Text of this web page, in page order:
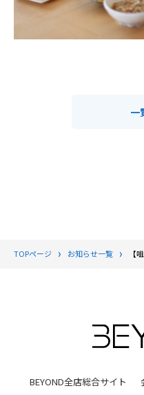
一
TOPページ お知らせ一覧 【
BEYOND全店総合サイト